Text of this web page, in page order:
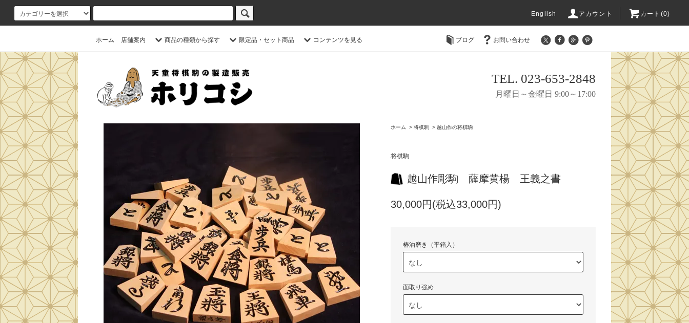
English アカウント カート(0)
ホーム 店舗案内 商品の種類から探す 限定品・セット商品 コンテンツを見る ブログ お問い合わせ
TEL. 023-653-2848
月曜日～金曜日 9:00～17:00
ホーム > 将棋駒 > 越山作の将棋駒
将棋駒
越山作彫駒 薩摩黄楊 王義之書
30,000円(税込33,000円)
椿油磨き（平箱入）
面取り強め